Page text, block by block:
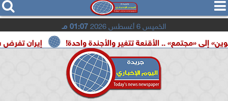
  
الخميس 6 أغسطس 2026 01:07 مـ
إيران تفرض شروطها .. الأقنعة تتغير والأجندة واحدة!